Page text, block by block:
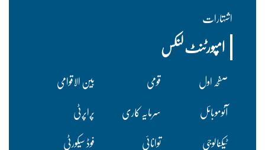
اشتہارات
امپورٹنٹ لنکس
صفحہ اول قومی
بین الاقوامی
آٹوموبائل
سرمایہ کاری
پراپرٹی
ٹیکنالوجی
توانائی
فوڈ سیکورٹی